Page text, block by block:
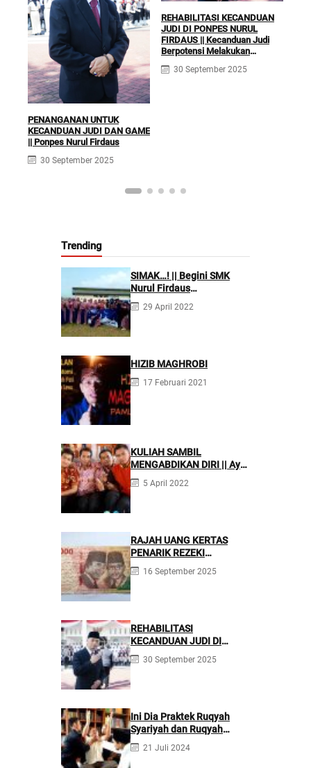
PENANGANAN UNTUK
KECANDUAN JUDI DAN GAME
|| Ponpes Nurul Firdaus
30 September 2025
REHABILITASI KECANDUAN
JUDI DI PONPES NURUL
FIRDAUS || Kecanduan Judi
Berpotensi Melakukan
30 September 2025
Trending
SIMAK…! || Begini SMK
Nurul Firdaus
Mengarahkan Siswanya
agar Menjadi Asisten
29 April 2022
HIZIB MAGHROBI
17 Februari 2021
KULIAH SAMBIL
MENGABDIKAN DIRI || Ayo
Mondok di Pesantren
Nurul Firdaus
5 April 2022
RAJAH UANG KERTAS
PENARIK REZEKI
BERLIMPAH
16 September 2025
REHABILITASI
KECANDUAN JUDI DI
PONPES NURUL FIRDAUS ||
Kecanduan Judi
30 September 2025
Ini Dia Praktek Ruqyah
Syariyah dan Ruqyah
Syetan Menurut Dr Gumilar
21 Juli 2024